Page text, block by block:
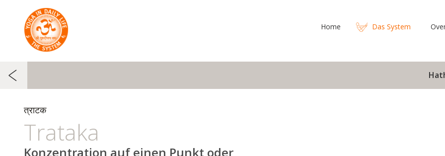
Home Das System
त्राटक
Trataka
Konzentration auf einen Punkt oder